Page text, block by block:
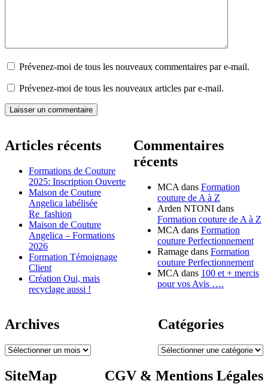
Prévenez-moi de tous les nouveaux commentaires par e-mail.
Prévenez-moi de tous les nouveaux articles par e-mail.
Laisser un commentaire
Articles récents
Formations de Couture
2025: Inscription Ouverte
Maison de Couture
Angelica labélisée
Re_fashion
Maison de Couture
Angelica – Formations
2026
Formation Témoignage
Client
Création Oui, mais
recyclage aussi !
Commentaires
récents
MCA dans Formation
couture de A à Z
Arden NTONIdans
Formation couture de A à Z
MCA dans Formation
couture Perfectionnement
Ramagedans Formation
couture Perfectionnement
MCA dans 100 et + mercis
pour vos Avis ….
Archives
Archives
Catégories
Catégories
SiteMap CGV & Mentions Légales